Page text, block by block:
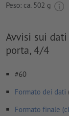
Peso: ca. 502 g
Avvisi sui
porta, 4/4
#60
Formato dei dati
Formato finale